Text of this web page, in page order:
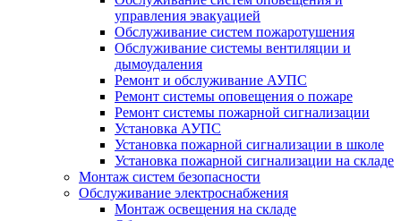
управления эвакуацией
Обслуживание систем пожаротушения
Обслуживание системы вентиляции и
дымоудаления
Ремонт и обслуживание АУПС
Ремонт системы оповещения о пожаре
Ремонт системы пожарной сигнализации
Установка АУПС
Установка пожарной сигнализации в школе
Установка пожарной сигнализации на складе
Монтаж систем безопасности
Обслуживание электроснабжения
Монтаж освещения на складе